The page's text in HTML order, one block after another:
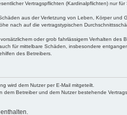
Vertragspflichten (Kardinalpflichten) nur
aus der Verletzung von Leben, Körper und
nach auf die vertragstypischen
oder grob fahrlässigem Verhalten des
für mittelbare Schäden, insbesondere
des Betreibers.
wird dem Nutzer per E-Mail mitgeteilt.
Betreiber und dem Nutzer bestehende